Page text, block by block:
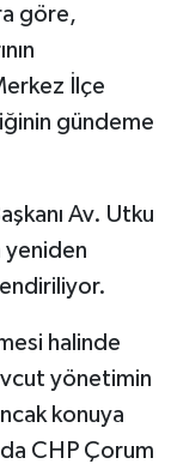
göre,
İlçe
gündeme
Av. Utku
yeniden
halinde
yönetimin
konuya
CHP Çorum